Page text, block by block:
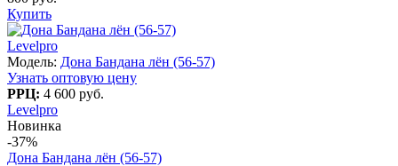
Купить
Levelpro
Модель: Дона Бандана лён (56-57)
Узнать оптовую цену
РРЦ: 4 600 руб.
Levelpro
Новинка
-37%
Дона Бандана лён (56-57)